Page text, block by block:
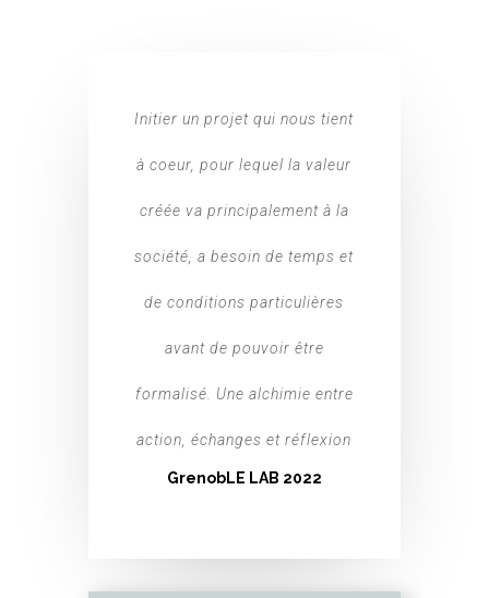
Initier un projet qui nous tient
à coeur, pour lequel la valeur
créée va principalement à la
société, a besoin de temps et
de conditions particulières
avant de pouvoir être
formalisé. Une alchimie entre
action, échanges et réflexion
GrenobLE LAB 2022